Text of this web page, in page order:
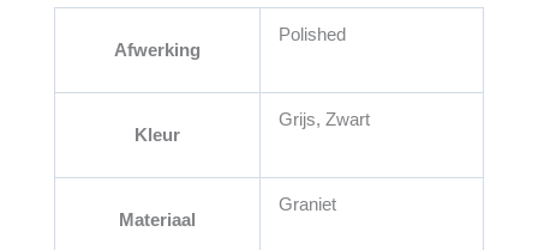
Afwerking
Polished
Kleur
Grijs, Zwart
Materiaal
Graniet